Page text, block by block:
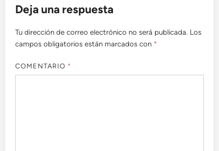
Deja una respuesta
Tu dirección de correo electrónico no será publicada. Los
campos obligatorios están marcados con *
COMENTARIO *